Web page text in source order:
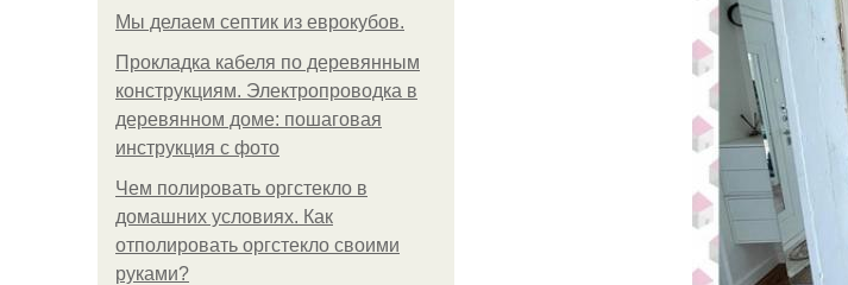
Мы делаем септик из еврокубов.
Прокладка кабеля по деревянным
конструкциям. Электропроводка в
деревянном доме: пошаговая
инструкция с фото
Чем полировать оргстекло в
домашних условиях. Как
отполировать оргстекло своими
руками?